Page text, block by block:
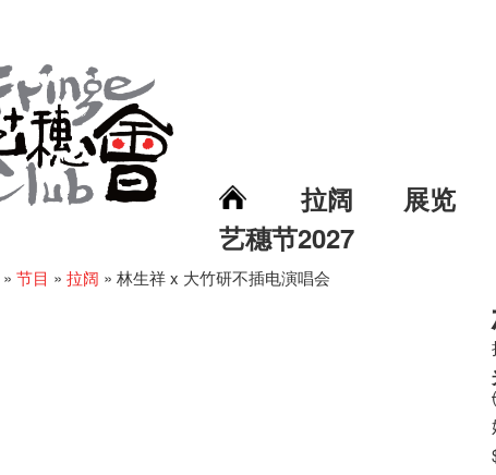
拉阔 展览
艺穗节2027
» 节目 » 拉阔 » 林生祥 x 大竹研不插电演唱会